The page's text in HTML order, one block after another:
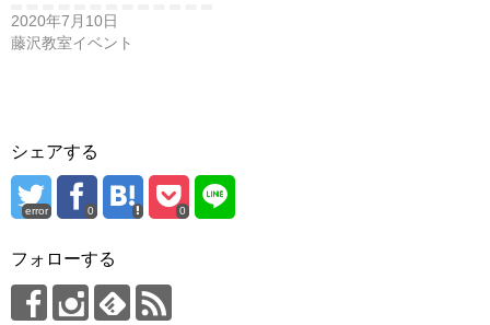
2020年7月10日
藤沢教室イベント
シェアする
error 0 0
フォローする